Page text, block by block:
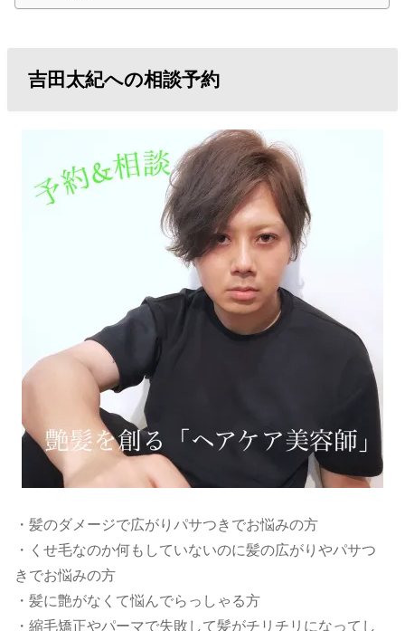
吉田太紀への相談予約
・髪のダメージで広がりパサつきでお悩みの方
・くせ毛なのか何もしていないのに髪の広がりやパサつ
きでお悩みの方
・髪に艶がなくて悩んでらっしゃる方
・縮毛矯正やパーマで失敗して髪がチリチリになってし